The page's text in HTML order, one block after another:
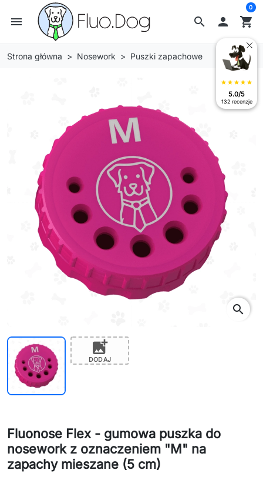
search
menu  shopping_cart
0
Strona główna Nosework Puszki zapachowe
search
add_photo_alternate
DODAJ
Fluonose Flex - gumowa puszka do
nosework z oznaczeniem "M" na
zapachy mieszane (5 cm)
star star star star star
5.0/5
132 recenzje